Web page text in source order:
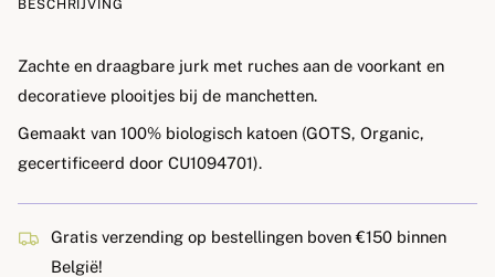
BESCHRIJVING
Zachte en draagbare jurk met ruches aan de voorkant en
decoratieve plooitjes bij de manchetten.
Gemaakt van 100% biologisch katoen (GOTS, Organic,
gecertificeerd door CU1094701).
Gratis verzending op bestellingen boven €150 binnen
België!